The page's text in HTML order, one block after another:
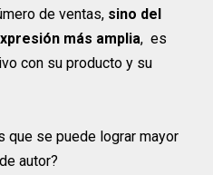
de ventas, sino del
más amplia, es
con su producto y su
que se puede lograr mayor
autor?